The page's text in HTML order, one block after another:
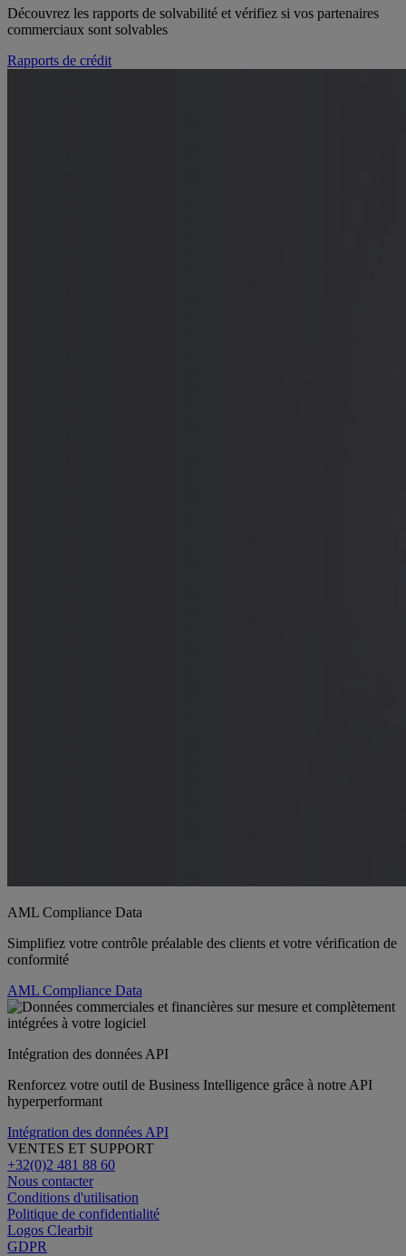
Découvrez les rapports de solvabilité et vérifiez si vos partenaires
commerciaux sont solvables
Rapports de crédit
AML Compliance Data
Simplifiez votre contrôle préalable des clients et votre vérification de
conformité
AML Compliance Data
Intégration des données API
Renforcez votre outil de Business Intelligence grâce à notre API
hyperperformant
Intégration des données API
VENTES ET SUPPORT
+32(0)2 481 88 60
Nous contacter
Conditions d'utilisation
Politique de confidentialité
Logos Clearbit
GDPR